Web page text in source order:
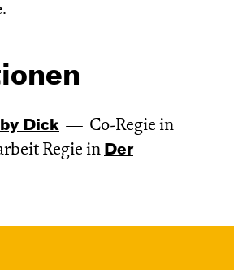
Dick Co-Regie in
Regie in Der